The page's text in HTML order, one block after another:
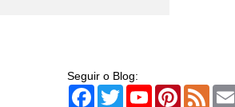
Seguir o Blog:
Facebook
TwitterYouTubePinterest
Feed